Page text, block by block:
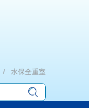
水保全重室